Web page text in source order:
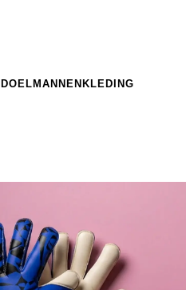
DOELMANNENKLEDING